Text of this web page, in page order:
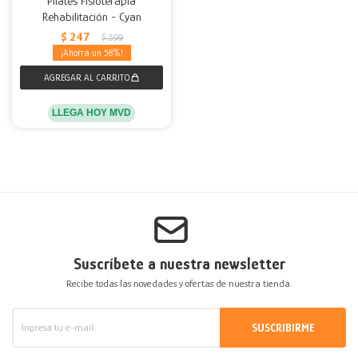
Rehabilitación - Cyan
$ 247 $ 599
58
LLEGA HOY MVD
Suscríbete a nuestra newsletter
Recibe todas las novedades y ofertas de nuestra tienda.
SUSCRIBIRME
Mesas
Calefactores
Acolchados y Frazadas
Fundas
Decoración
Accesorios para el hogar
Herramientas
Accesorios
Muebles Infantiles